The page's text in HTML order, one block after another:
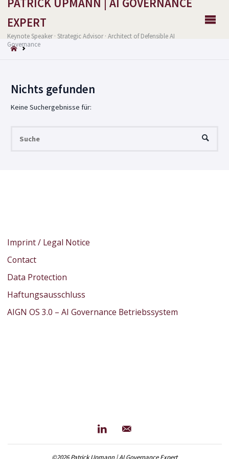
EXPERT
Keynote Speaker · Strategic Advisor · Architect of Defensible AI
Governance
START
Nichts gefunden
Keine Suchergebnisse für:
SUCHE
Imprint / Legal Notice
Contact
Data Protection
Haftungsausschluss
AIGN OS 3.0 – AI Governance Betriebssystem